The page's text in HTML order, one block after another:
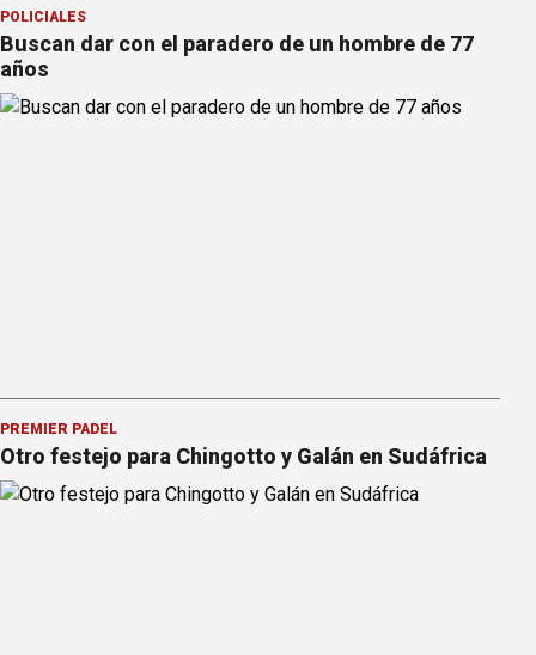
POLICIALES
Buscan dar con el paradero de un hombre de 77
años
PREMIER PÁDEL
Otro festejo para Chingotto y Galán en Sudáfrica